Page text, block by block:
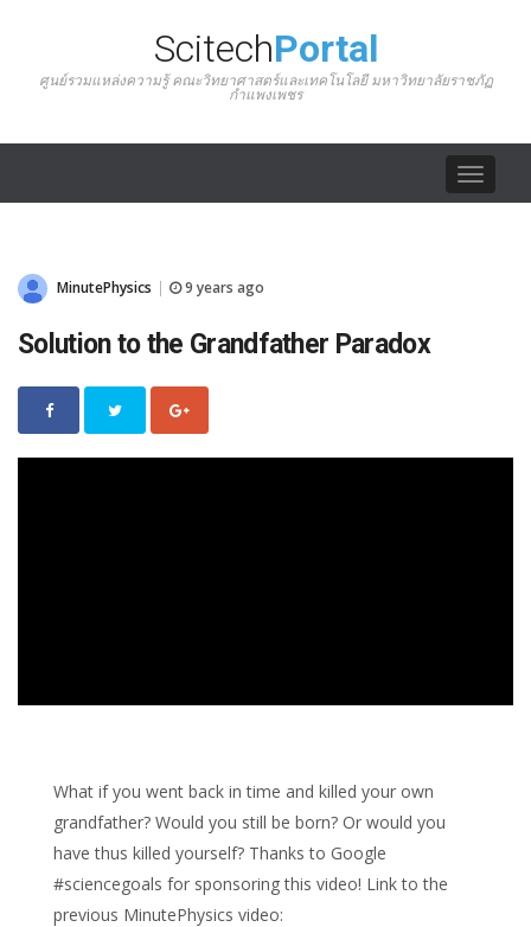
ScitechPortal
ศูนย์รวมแหล่งความรู้ คณะวิทยาศาสตร์และเทคโนโลยี มหาวิทยาลัยราชภัฏ
กำแพงเพชร
Toggle
MinutePhysics 9 years ago
Solution to the Grandfather Paradox
What if you went back in time and killed your own
grandfather? Would you still be born? Or would you
have thus killed yourself? Thanks to Google
#sciencegoals for sponsoring this video! Link to the
previous MinutePhysics video: